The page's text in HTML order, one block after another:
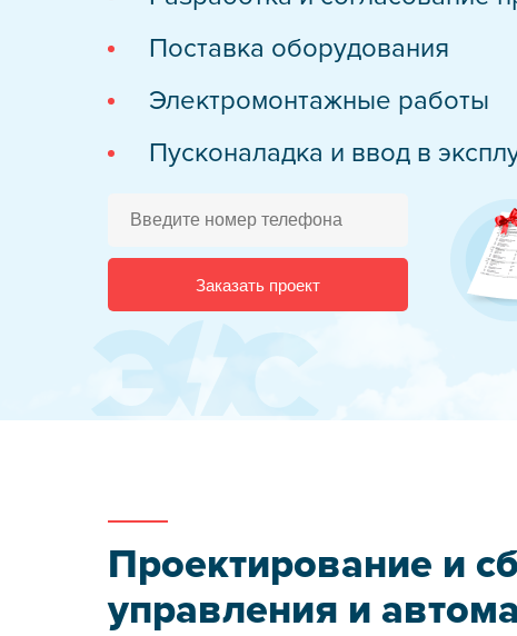
Обслуживание
Высоковольтное
Новости
О компании
Поставка оборудования
Электромонтажные работы
Пусконаладка и ввод в
Заказать проект
Проектирование и
управления и